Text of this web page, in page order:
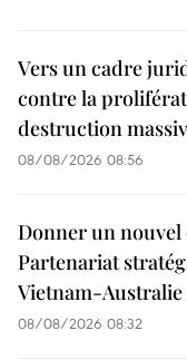
Vers un cadre
contre la
destruction
08/08/2026 08:56
Donner un nouvel
Partenariat
Vietnam-Australie
08/08/2026 08:32